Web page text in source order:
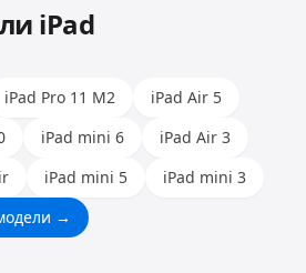
iPad
iPad Pro 11 M2
iPad Air 5
iPad mini 6
iPad Air 3
iPad mini 5
iPad mini 3
→